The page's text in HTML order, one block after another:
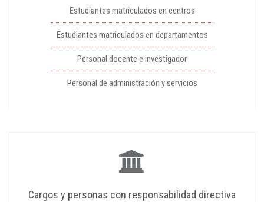
Estudiantes matriculados en centros
Estudiantes matriculados en departamentos
Personal docente e investigador
Personal de administración y servicios
Cargos y personas con responsabilidad directiva